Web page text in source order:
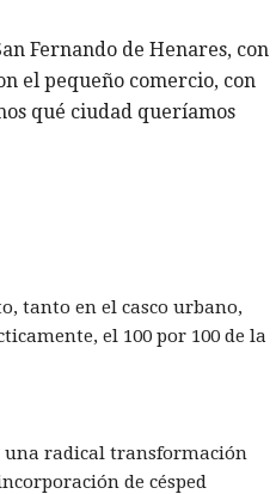
Fernando de Henares, con
el pequeño comercio, con
qué ciudad queríamos
tanto en el casco urbano,
el 100 por 100 de la
una radical transformación
de césped